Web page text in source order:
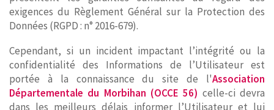
exigences du Règlement Général sur la Protection des
Données (RGPD : n° 2016-679).
Cependant, si un incident impactant l’intégrité ou la
confidentialité des Informations de l’Utilisateur est
portée à la connaissance du site de l'Association
Départementale du Morbihan (OCCE 56) celle-ci devra
dans les meilleurs délais informer l’Utilisateur et lui